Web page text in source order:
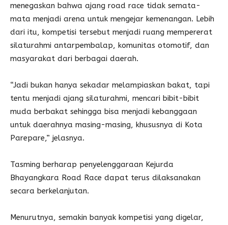
menegaskan bahwa ajang road race tidak semata-
mata menjadi arena untuk mengejar kemenangan. Lebih
dari itu, kompetisi tersebut menjadi ruang mempererat
silaturahmi antarpembalap, komunitas otomotif, dan
masyarakat dari berbagai daerah.
“Jadi bukan hanya sekadar melampiaskan bakat, tapi
tentu menjadi ajang silaturahmi, mencari bibit-bibit
muda berbakat sehingga bisa menjadi kebanggaan
untuk daerahnya masing-masing, khususnya di Kota
Parepare,” jelasnya.
Tasming berharap penyelenggaraan Kejurda
Bhayangkara Road Race dapat terus dilaksanakan
secara berkelanjutan.
Menurutnya, semakin banyak kompetisi yang digelar,